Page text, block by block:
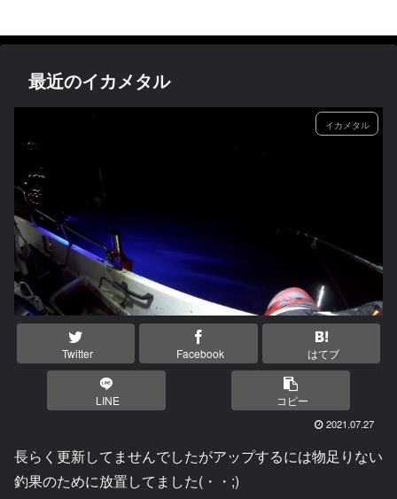
最近のイカメタル
イカメタル
Twitter Facebook はてブ
LINE コピー
2021.07.27
長らく更新してませんでしたがアップするには物足りない
釣果のために放置してました(・・;)